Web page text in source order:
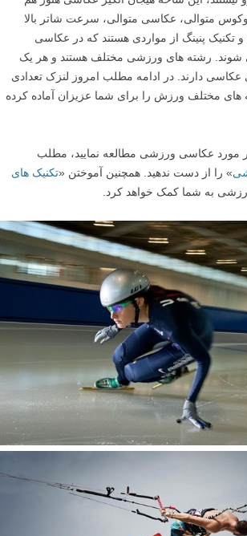
متوالی، عکاسی متوالی، سرعت شاتر بالا
تکنیک پنینگ از مواردی هستند که در عکاسی
شوند. رشته های ورزشی مختلف هستند و هر یک
دارند. در ادامه مطلب امروز لنزک تعدادی
مختلف ورزش را برای شما عزیزان آماده کرده
در مورد عکاسی ورزشی مطالعه نمایید، مطلب
» را از دست ندهید. همچنین آموختن «تکنیک های
به شما کمک خواهد کرد.